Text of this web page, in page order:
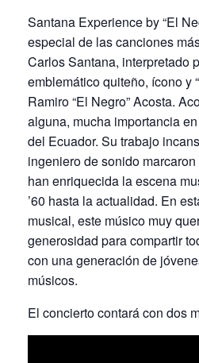
Santana Experience by “El
especial de las canciones
Carlos Santana, interpretado
emblemático quiteño, ícono y
Ramiro “El Negro” Acosta.
alguna, mucha importancia
del Ecuador. Su trabajo
ingeniero de sonido
han enriquecida la escena
’60 hasta la actualidad. En
musical, este músico muy
generosidad para compartir
con una generación de
músicos.
El concierto contará con dos